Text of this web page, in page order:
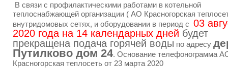
В связи с профилактическими работами в котельной
теплоснабжающей организации ( АО Красногорская
внутридомовых сетях, и оборудовании в период с 03
2020 года на 14 календарных дней будет
прекращена подача горячей воды по адресу
Путилково дом 24. Основание телефонограмма
Красногорская теплосеть от 23 марта 2020